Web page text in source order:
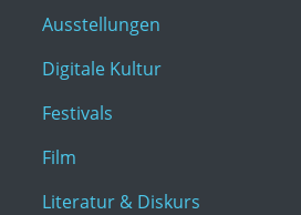
Ausstellungen
Digitale Kultur
Festivals
Film
Literatur & Diskurs